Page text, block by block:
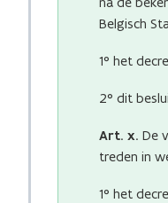
Belgisch
1° het
2° dit
Art. x. De
treden in
1° het